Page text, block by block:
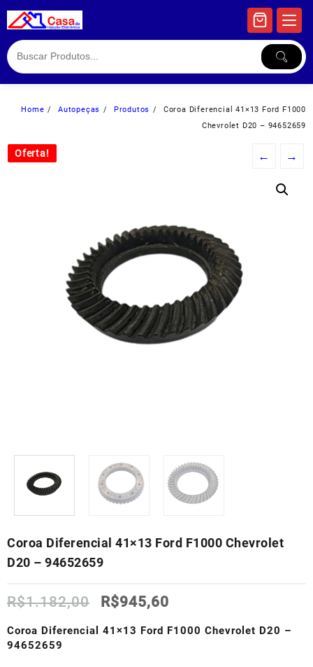
to
Home Autopeças Produtos
Coroa Diferencial 41×13 Ford F1000
Chevrolet D20 – 94652659
Oferta! ← →
Coroa Diferencial 41×13 Ford F1000 Chevrolet
D20 – 94652659
R$1.182,00
O
original
R$945,60
atual
Coroa Diferencial 41×13 Ford F1000 Chevrolet D20 –
94652659
Oferta!